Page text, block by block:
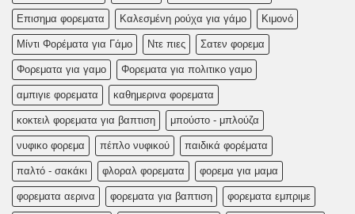
Επισημα φορεματα Καλεσμένη ρούχα για γάμο Κιμονό
Μίντι Φορέματα για Γάμο Ντε πιες Σατεν φορεμα
Φορεματα για γαμο Φορεματα για πολιτικο γαμο
αμπιγιε φορεματα καθημερινα φορεματα
κοκτειλ φορεματα για βαπτιση μπούστο - μπλούζα
νυφικο φορεμα πέπλο νυφικού παιδικά φορέματα
παλτό - σακάκι φλοραλ φορεματα φορεμα για μαμα
φορεματα αερινα φορεματα για βαπτιση φορεματα εμπριμε